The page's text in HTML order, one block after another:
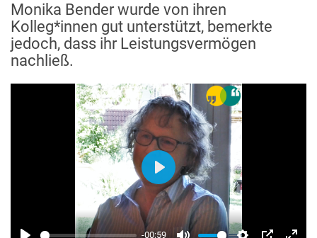
Monika Bender wurde von ihren
Kolleg*innen gut unterstützt, bemerkte
jedoch, dass ihr Leistungsvermögen
nachließ.